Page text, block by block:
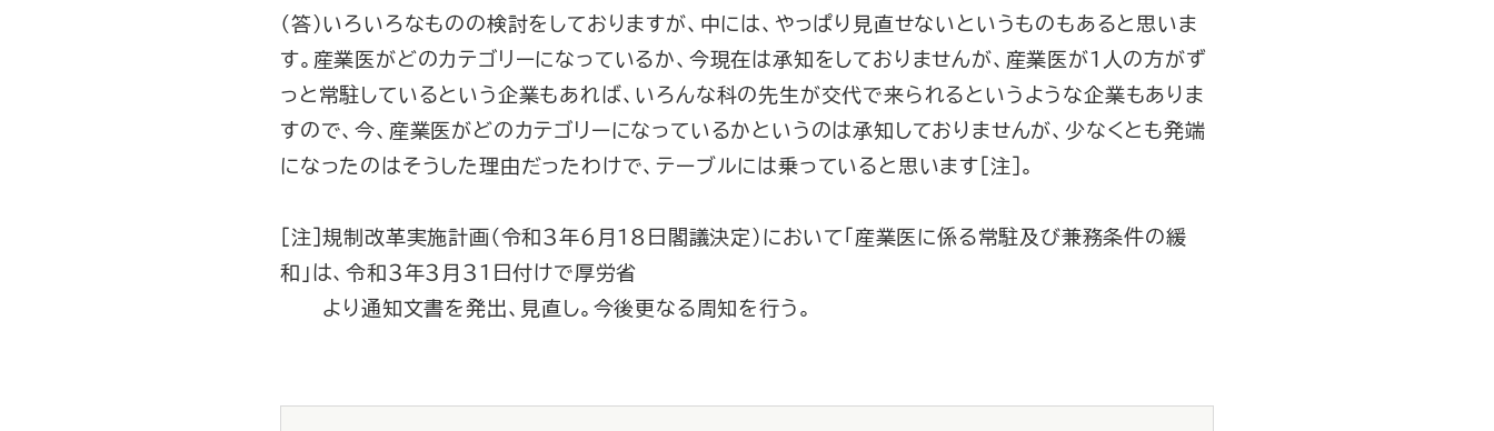
（答）いろいろなものの検討をしておりますが、中には、やっぱり見直せないというものもあると思いま
す。産業医がどのカテゴリーになっているか、今現在は承知をしておりませんが、産業医が１人の方がず
っと常駐しているという企業もあれば、いろんな科の先生が交代で来られるというような企業もありま
すので、今、産業医がどのカテゴリーになっているかというのは承知しておりませんが、少なくとも発端
になったのはそうした理由だったわけで、テーブルには乗っていると思います［注］。
［注］規制改革実施計画（令和３年６月１８日閣議決定）において「産業医に係る常駐及び兼務条件の緩
和」は、令和３年３月３１日付けで厚労省
より通知文書を発出、見直し。今後更なる周知を行う。